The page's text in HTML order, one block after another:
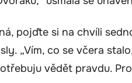
pojďte si na chvíli
„Vím, co se včera
vědět pravdu.